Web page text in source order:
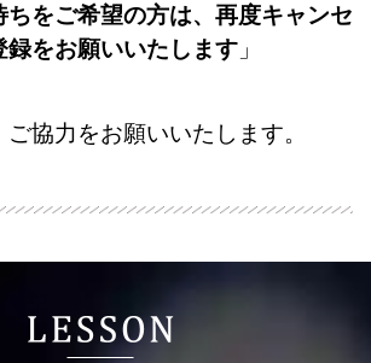
ちをご希望の方は、再度キャンセ
録をお願いいたします 」
協力をお願いいたします。